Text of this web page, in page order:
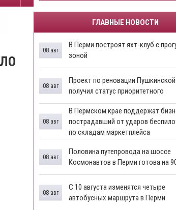
ГЛАВНЫЕ НОВОСТИ
В Перми построят яхт-клуб с
зоной
08 авг
​Проект по реновации
получил статус приоритетного
08 авг
​В Пермском крае поддержат
пострадавший от ударов
по складам маркетплейса
08 авг
​Половина путепровода на шоссе
Космонавтов в Перми готова на
08 авг
​С 10 августа изменятся четыре
автобусных маршрута в Перми
08 авг